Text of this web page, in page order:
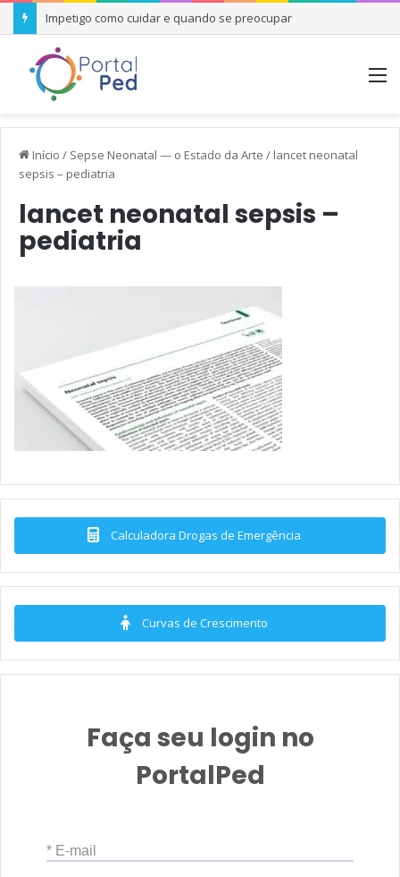
Impetigo como cuidar e quando se preocupar
Início / Sepse Neonatal — o Estado da Arte / lancet neonatal
sepsis – pediatria
lancet neonatal sepsis –
pediatria
Calculadora Drogas de Emergência
Curvas de Crescimento
Faça seu login no
PortalPed
* E-mail